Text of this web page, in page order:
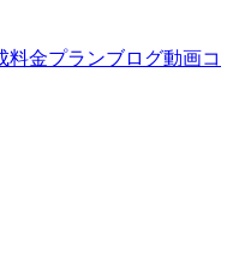
料金プランブログ動画コ